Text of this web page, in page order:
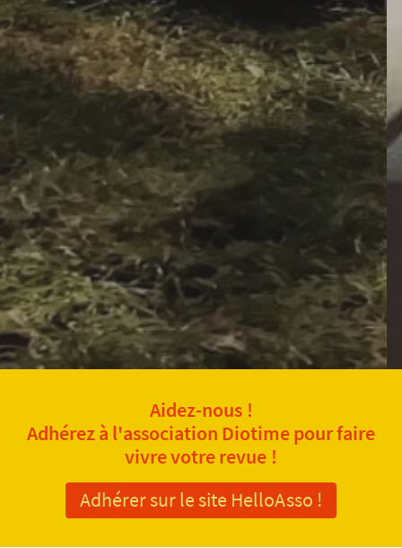
Aidez-nous !
Adhérez à l'association Diotime pour faire
vivre votre revue !
Adhérer sur le site HelloAsso !